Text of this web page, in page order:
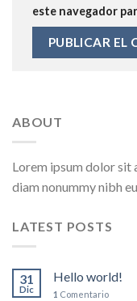
este navegador
ABOUT
Lorem ipsum dolor sit
diam nonummy nibh
LATEST POSTS
31
Dic
Hello world!
1 Comentario